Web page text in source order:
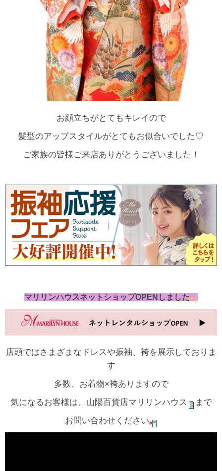
お顔立ちがとてもキレイので
髪型のアップスタイルがとてもお似合いでした♡
ご家族の皆様ご来店ありがとうございました！
マリリンハウスネットショップOPENしました
店頭ではさまざまなドレスや振袖、袴を展示しておりま
す
多数、お着物×袴ありますので
気になるお客様は、山陽百貨店マリリンハウス
まで
お問い合わせください